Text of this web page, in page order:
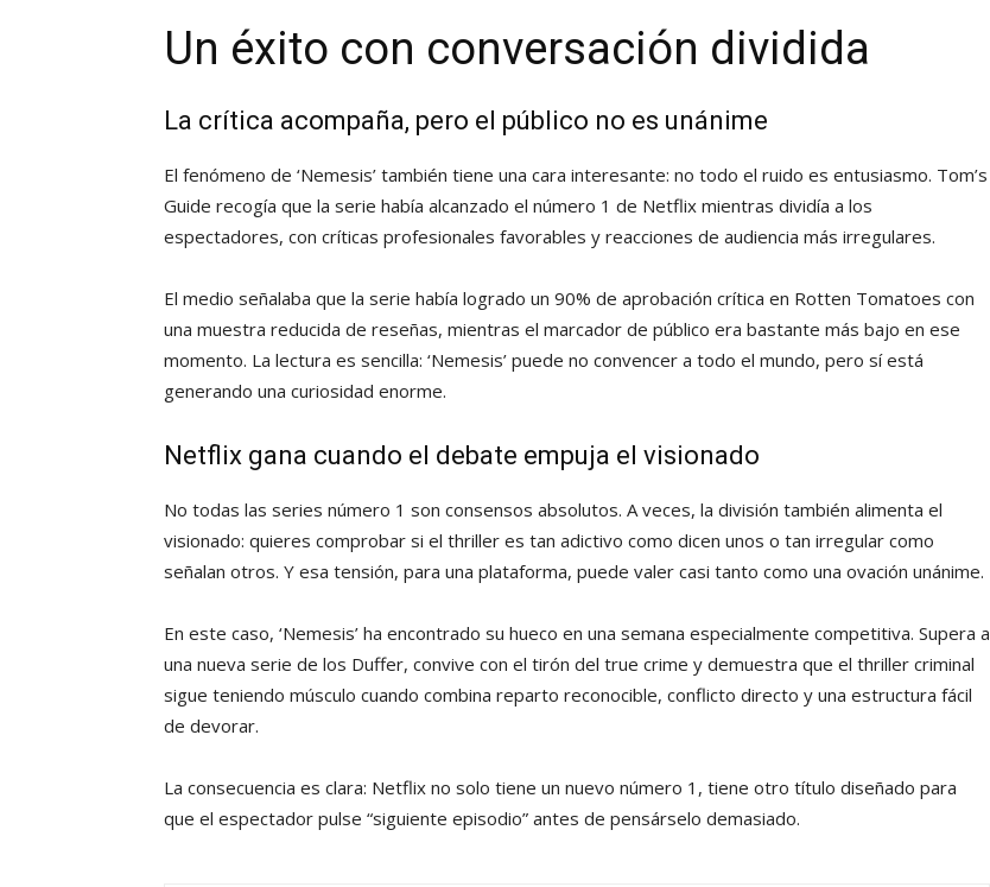
Un éxito con conversación dividida
La crítica acompaña, pero el público no es unánime
El fenómeno de ‘Nemesis’ también tiene una cara interesante: no todo el ruido es entusiasmo. Tom’s
Guide recogía que la serie había alcanzado el número 1 de Netflix mientras dividía a los
espectadores, con críticas profesionales favorables y reacciones de audiencia más irregulares.
El medio señalaba que la serie había logrado un 90% de aprobación crítica en Rotten Tomatoes con
una muestra reducida de reseñas, mientras el marcador de público era bastante más bajo en ese
momento. La lectura es sencilla: ‘Nemesis’ puede no convencer a todo el mundo, pero sí está
generando una curiosidad enorme.
Netflix gana cuando el debate empuja el visionado
No todas las series número 1 son consensos absolutos. A veces, la división también alimenta el
visionado: quieres comprobar si el thriller es tan adictivo como dicen unos o tan irregular como
señalan otros. Y esa tensión, para una plataforma, puede valer casi tanto como una ovación unánime.
En este caso, ‘Nemesis’ ha encontrado su hueco en una semana especialmente competitiva. Supera a
una nueva serie de los Duffer, convive con el tirón del true crime y demuestra que el thriller criminal
sigue teniendo músculo cuando combina reparto reconocible, conflicto directo y una estructura fácil
de devorar.
La consecuencia es clara: Netflix no solo tiene un nuevo número 1, tiene otro título diseñado para
que el espectador pulse “siguiente episodio” antes de pensárselo demasiado.